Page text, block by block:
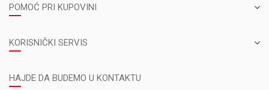
POMOĆ PRI KUPOVINI
KORISNIČKI SERVIS
HAJDE DA BUDEMO U KONTAKTU